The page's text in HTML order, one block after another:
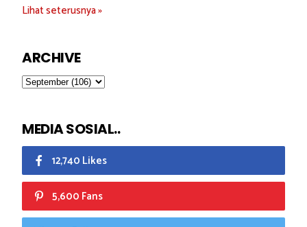
Lihat seterusnya »
ARCHIVE
MEDIA SOSIAL..
12,740 Likes
5,600 Fans